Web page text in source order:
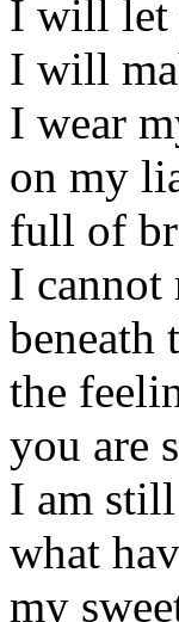
I will let
I will
I wear
on my
full of
I cannot
beneath
the
you are
I am
what
my